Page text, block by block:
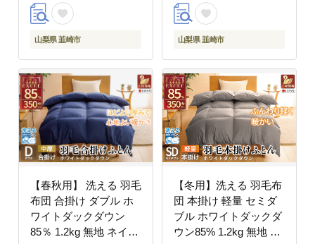
い羽毛 布団 コインラン
ドリー 掛け布団 ダウン
かけ布団 ふとん 羽毛ふ
エクセルゴールドラベ
ル
山梨県 韮崎市
団 コインランドリー 掛
け布団 ダウンかけ布団
ふとん 羽毛ふとん 合掛
ドラベル
山梨県 韮崎市
【春秋用】 洗える 羽毛
布団 合掛け ダブル ホ
ワイトダックダウン
85％ 1.2kg 無地 ネイビ
【冬用】洗える 羽毛布
団 本掛け 軽量 セミダ
ブル ホワイトダックダ
ウン85% 1.2kg 無地 グ